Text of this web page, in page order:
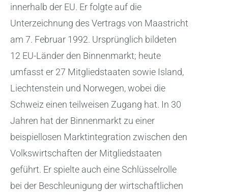
innerhalb der EU. Er folgte auf die
Unterzeichnung des Vertrags von Maastricht
am 7. Februar 1992. Ursprünglich bildeten
12 EU-Länder den Binnenmarkt; heute
umfasst er 27 Mitgliedstaaten sowie Island,
Liechtenstein und Norwegen, wobei die
Schweiz einen teilweisen Zugang hat. In 30
Jahren hat der Binnenmarkt zu einer
beispiellosen Marktintegration zwischen den
Volkswirtschaften der Mitgliedstaaten
geführt. Er spielte auch eine Schlüsselrolle
bei der Beschleunigung der wirtschaftlichen